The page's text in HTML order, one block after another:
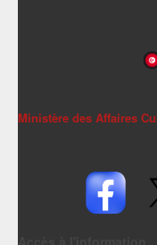
Ministère des Affaires